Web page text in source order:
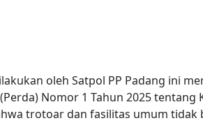
oleh Satpol PP Padang ini
Nomor 1 Tahun 2025
trotoar dan fasilitas umum tidak